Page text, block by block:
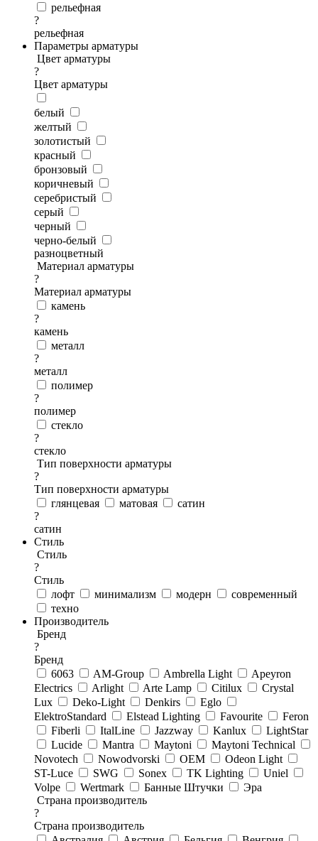
рельефная
?
рельефная
Параметры арматуры
Цвет арматуры
?
Цвет арматуры
белый
желтый
золотистый
красный
бронзовый
коричневый
серебристый
серый
черный
черно-белый
разноцветный
Материал арматуры
?
Материал арматуры
камень
?
камень
металл
?
металл
полимер
?
полимер
стекло
?
стекло
Тип поверхности арматуры
?
Тип поверхности арматуры
глянцевая
матовая
сатин
?
сатин
Стиль
Стиль
?
Стиль
лофт
минимализм модерн
современный
техно
Производитель
Бренд
?
Бренд
6063
AM-Group Ambrella Light
Apeyron
Electrics
Arlight Arte Lamp Citilux
Crystal
Lux
Deko-Light Denkirs
Eglo
ElektroStandard
Elstead Lighting Favourite
Feron
Fiberli
ItalLine Jazzway Kanlux
LightStar
Lucide
Mantra Maytoni
Maytoni Technical
Novotech
Nowodvorski OEM
Odeon Light
ST-Luce
SWG Sonex TK Lighting
Uniel
Volpe
Wertmark Банные Штучки
Эра
Страна производитель
?
Страна производитель